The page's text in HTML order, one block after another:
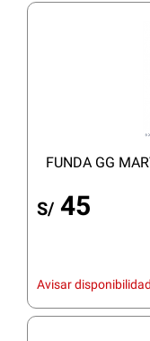
FUNDA GG
S/ 45
Avisar disponibilidad